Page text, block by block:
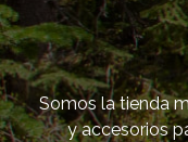
Somos la tienda
y accesorios